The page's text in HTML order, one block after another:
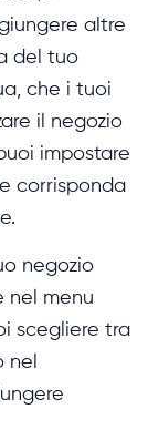
altre
del tuo
che i tuoi
il negozio
impostare
corrisponda
negozio
nel menu
scegliere tra
nel